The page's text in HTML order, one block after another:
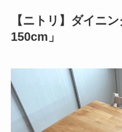
【ニトリ】ダイニ
150cm」